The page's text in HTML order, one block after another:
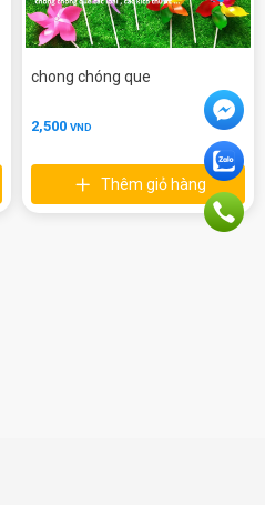
chong chóng que
2,500 VND
Thêm giỏ hàng